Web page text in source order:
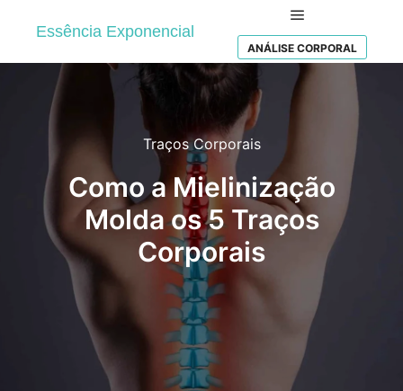
Essência Exponencial Main menu
ANÁLISE CORPORAL
Traços Corporais
Como a Mielinização
Molda os 5 Traços
Corporais